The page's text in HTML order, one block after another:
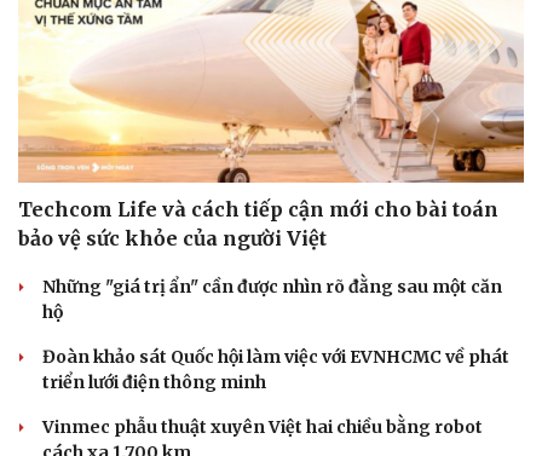
Techcom Life và cách tiếp cận mới cho bài toán
bảo vệ sức khỏe của người Việt
Những "giá trị ẩn" cần được nhìn rõ đằng sau một căn
hộ
Đoàn khảo sát Quốc hội làm việc với EVNHCMC về phát
triển lưới điện thông minh
Vinmec phẫu thuật xuyên Việt hai chiều bằng robot